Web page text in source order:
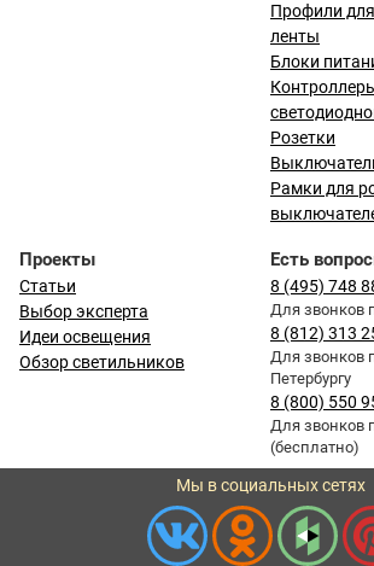
Профили
ленты
Блоки
Розетки
Рамки для
Проекты
Статьи
Выбор эксперта
Идеи освещения
Обзор светильников
Есть
8 (495) 748
Для звонков
8 (812) 313
Для звонков
Петербургу
8 (800) 550
Для звонков
(бесплатно)
Мы в социальных сетях